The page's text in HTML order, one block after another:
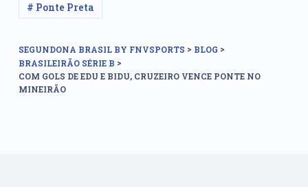
# Ponte Preta
SEGUNDONA BRASIL BY FNVSPORTS > BLOG >
BRASILEIRÃO SÉRIE B >
COM GOLS DE EDU E BIDU, CRUZEIRO VENCE PONTE NO
MINEIRÃO